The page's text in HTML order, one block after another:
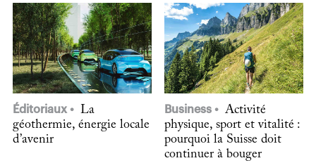
Éditoriaux
La
géothermie, énergie locale
d’avenir
Business
Activité
physique, sport et vitalité :
pourquoi la Suisse doit
continuer à bouger